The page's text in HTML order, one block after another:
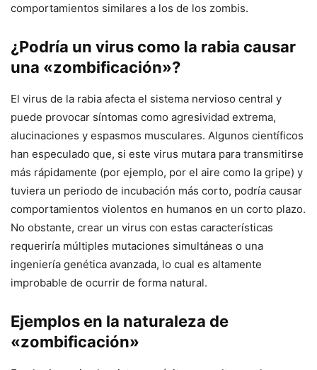
comportamientos similares a los de los zombis.
¿Podría un virus como la rabia causar
una «zombificación»?
El virus de la rabia afecta el sistema nervioso central y
puede provocar síntomas como agresividad extrema,
alucinaciones y espasmos musculares. Algunos científicos
han especulado que, si este virus mutara para transmitirse
más rápidamente (por ejemplo, por el aire como la gripe) y
tuviera un periodo de incubación más corto, podría causar
comportamientos violentos en humanos en un corto plazo.
No obstante, crear un virus con estas características
requeriría múltiples mutaciones simultáneas o una
ingeniería genética avanzada, lo cual es altamente
improbable de ocurrir de forma natural.
Ejemplos en la naturaleza de
«zombificación»